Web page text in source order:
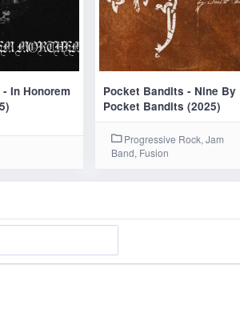
In Honorem
Pocket Bandits - Nine By
Pocket Bandits (2025)
Progressive Rock, Jam
Band, Fusion